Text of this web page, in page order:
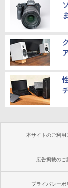
本サイトのご利用
広告掲載のご
プライバシーポ